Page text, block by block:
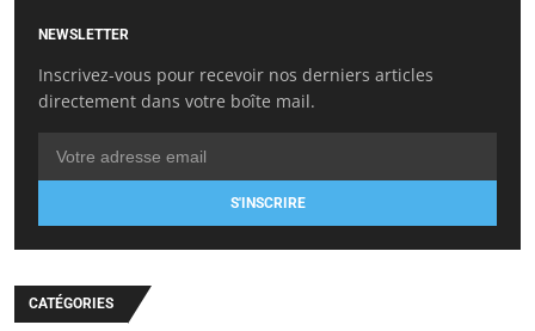
NEWSLETTER
Inscrivez-vous pour recevoir nos derniers articles
directement dans votre boîte mail.
S'INSCRIRE
CATÉGORIES